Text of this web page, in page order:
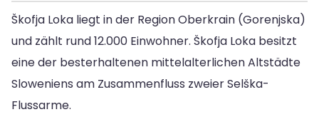
Škofja Loka liegt in der Region Oberkrain (Gorenjska)
und zählt rund 12.000 Einwohner. Škofja Loka besitzt
eine der besterhaltenen mittelalterlichen Altstädte
Sloweniens am Zusammenfluss zweier Selška-
Flussarme.